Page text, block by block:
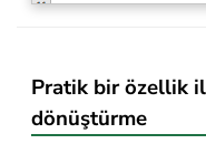
Pratik bir özellik
dönüştürme